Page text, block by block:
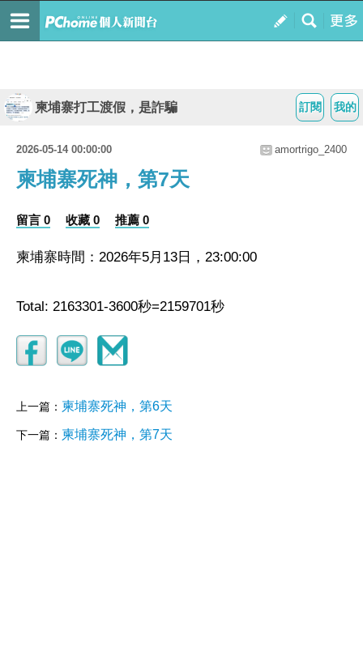
我的
訂閱
柬埔寨打工渡假，是詐騙
2026-05-14 00:00:00 amortrigo_2400
柬埔寨死神，第7天
留言 0 收藏 0 推薦 0
柬埔寨時間：2026年5月13日，23:00:00
Total: 2163301-3600秒=2159701秒
上一篇： 柬埔寨死神，第6天
下一篇： 柬埔寨死神，第7天